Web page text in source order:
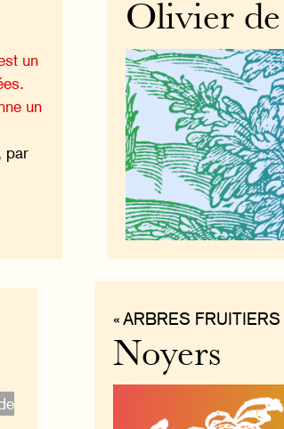
Olivier
un
un
par
« ARBRES FRUITIERS
Noyers